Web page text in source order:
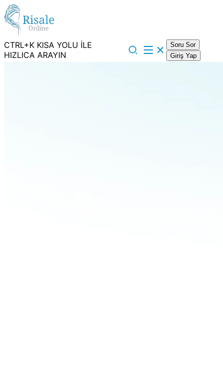
CTRL+K KISA YOLU İLE
HIZLICA ARAYIN
Soru Sor
Giriş Yap